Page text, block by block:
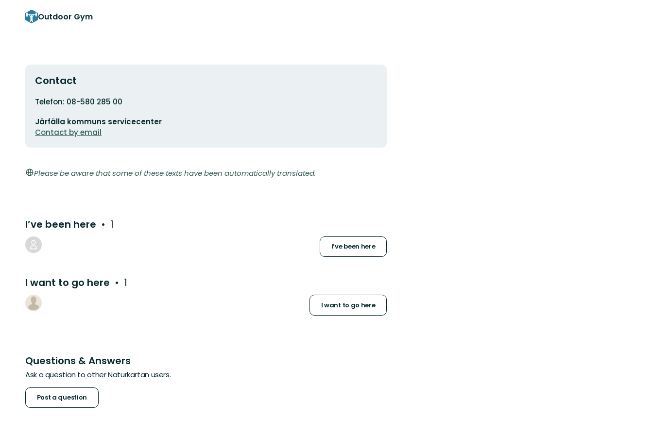
Outdoor Gym
Contact
Address
Telefon: 08-580 285 00
address
Järfälla kommuns servicecenter
Contact by email
Please be aware that some of these texts have been automatically translated.
I’ve been here 1
I’ve been here
I want to go here 1
I want to go here
Questions & Answers
Ask a question to other Naturkartan users.
Post a question